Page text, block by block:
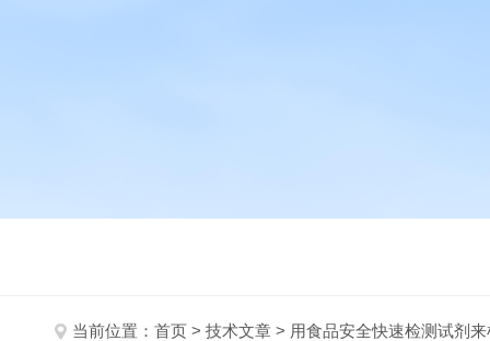
当前位置： 首页 > 技术文章 > 用食品安全快速检测试剂